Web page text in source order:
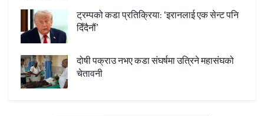
ट्रम्पको कडा प्रतिक्रिया: ‘इरानलाई एक सेन्ट पनि
दिँदैनौं’
दोषी पक्राउ नभए कडा संघर्षमा उत्रिने महासंघको
चेतावनी